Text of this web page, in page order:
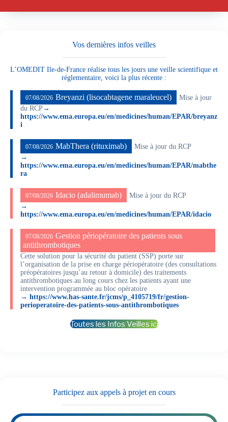
Vos dernières infos veilles
L’OMEDIT Ile-de-France réalise tous les jours une veille scientifique et
réglementaire, voici la plus récente :
07/08/2026 Breyanzi (lisocabtagene maraleucel)
Mise à jour
du RCP→
https://www.ema.europa.eu/en/medicines/human/EPAR/breyanz
i
07/08/2026 MabThera (rituximab)
Mise à jour du RCP
→
https://www.ema.europa.eu/en/medicines/human/EPAR/mabthe
ra
07/08/2026 Idacio (adalimumab)
Mise à jour du RCP
→
https://www.ema.europa.eu/en/medicines/human/EPAR/idacio
07/08/2026 Gestion périopératoire des patients sous
antithrombotiques
Cette solution pour la sécurité du patient (SSP) porte sur
l’organisation de la prise en charge périopératoire (des consultations
préopératoires jusqu’au retour à domicile) des traitements
antithrombotiques au long cours chez les patients ayant une
intervention programmée au bloc opératoire
→ https://www.has-sante.fr/jcms/p_4105719/fr/gestion-
perioperatoire-des-patients-sous-antithrombotiques
Toutes les Infos Veilles ici
Participez aux appels à projet en cours